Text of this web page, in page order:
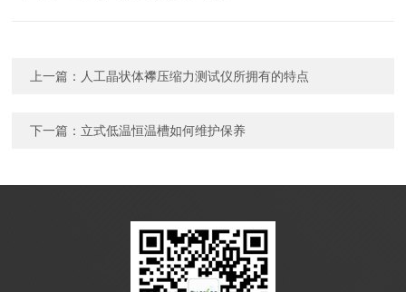
上一篇： 人工晶状体襻压缩力测试仪所拥有的特点
下一篇： 立式低温恒温槽如何维护保养